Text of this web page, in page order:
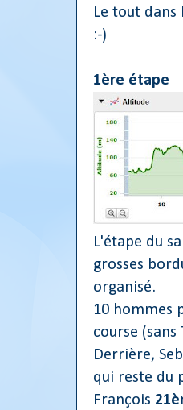
Le tout
:-)
1ère étape
L'étape du
grosses
organisé.
10 hommes
course (sans
Derrière,
qui reste du
François